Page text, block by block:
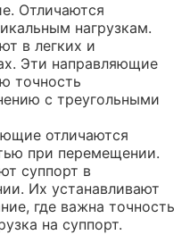
Отличаются
нагрузкам.
в легких и
Эти направляющие
точность
с треугольными
отличаются
при перемещении.
суппорт в
Их устанавливают
где важна точность
на суппорт.